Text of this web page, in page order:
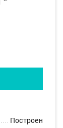
Построен